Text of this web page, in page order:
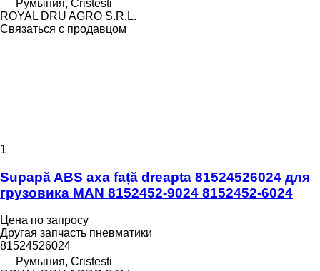
Румыния, Cristesti
ROYAL DRU AGRO S.R.L.
Связаться с продавцом
1
Supapă ABS axa față dreapta 81524526024 для
грузовика MAN 8152452-9024 8152452-6024
Цена по запросу
Другая запчасть пневматики
81524526024
Румыния, Cristesti